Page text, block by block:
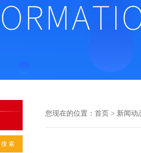
您现在的位置： 首页 > 新闻动